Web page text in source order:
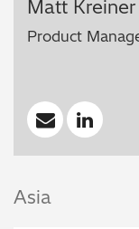
Matt Kreiner
Product
Asia